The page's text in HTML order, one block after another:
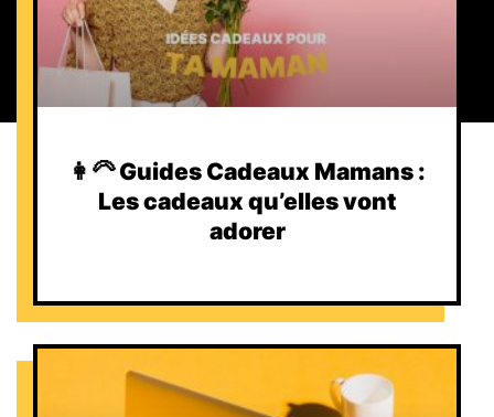
👩‍🦳 Guides Cadeaux Mamans :
Les cadeaux qu’elles vont
adorer